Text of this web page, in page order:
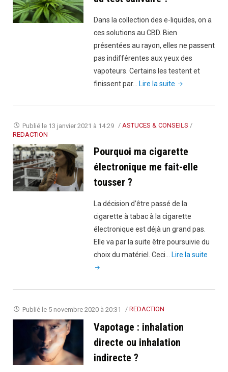
effets
Dans la collection des e-liquides, on a
ces solutions au CBD. Bien
présentées au rayon, elles ne passent
pas indifférentes aux yeux des
vapoteurs. Certains les testent et
finissent par…
Lire la suite "Le
liquide
CBD
t-
au
Publié le 13 janvier 2021 à 14:29 / ASTUCES & CONSEILS /
REDACTION
Pourquoi ma cigarette
électronique me fait-elle
tousser ?
La décision d’être passé de la
cigarette à tabac à la cigarette
électronique est déjà un grand pas.
Elle va par la suite être poursuivie du
choix du matériel. Ceci…
Lire la suite
Publié le 5 novembre 2020 à 20:31 / REDACTION
Vapotage : inhalation
directe ou inhalation
indirecte ?